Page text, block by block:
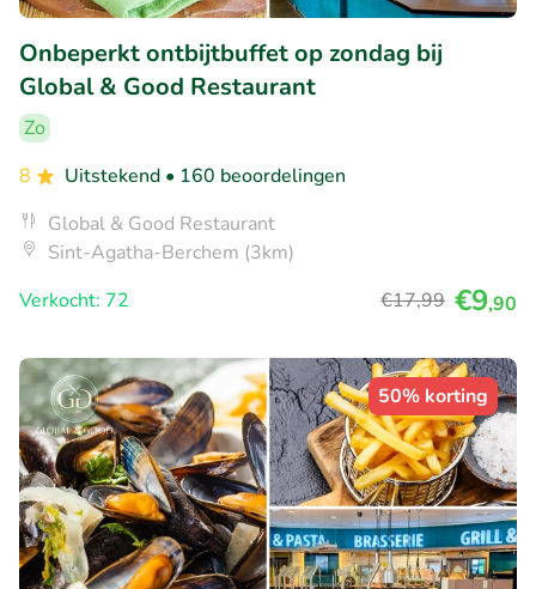
Onbeperkt ontbijtbuffet op zondag bij
Global & Good Restaurant
Zo
8
Uitstekend • 160 beoordelingen
Global & Good Restaurant
Sint-Agatha-Berchem (3km)
Verkocht: 72
€17,99 €9,90
50% korting